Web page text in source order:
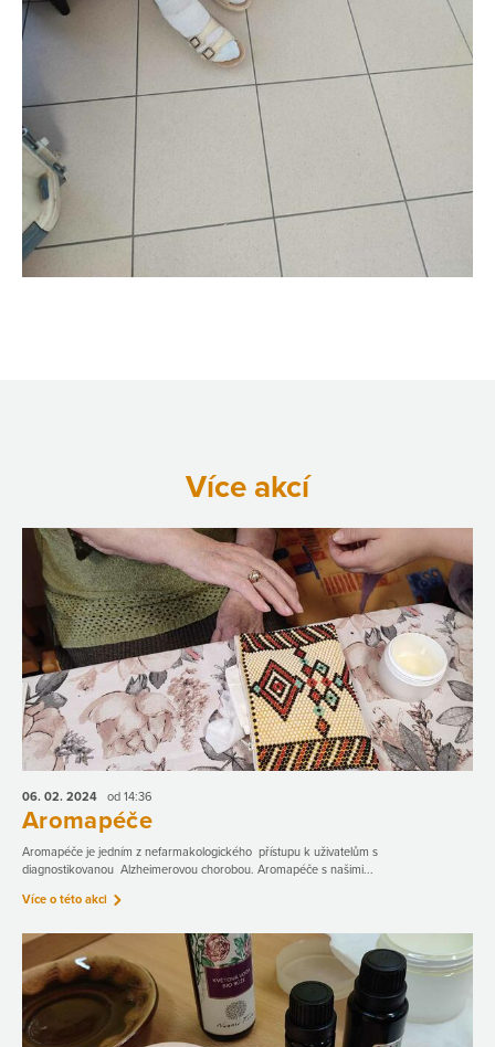
Více akcí
06. 02. 2024 od 14:36
Aromapéče
Aromapéče je jedním z nefarmakologického přístupu k uživatelům s
diagnostikovanou Alzheimerovou chorobou. Aromapéče s našimi...
Více o této akci